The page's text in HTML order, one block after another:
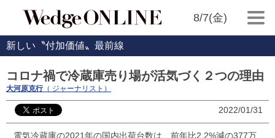
8/7(金)
新しい〝付加価値〟最前線
コロナ禍で冷蔵庫売り場が活気づく２つの理由
大河原克行（ ジャーナリスト）
2022/01/31
電気冷蔵庫の2021年の国内出荷台数は、前年比2.2%減の377万